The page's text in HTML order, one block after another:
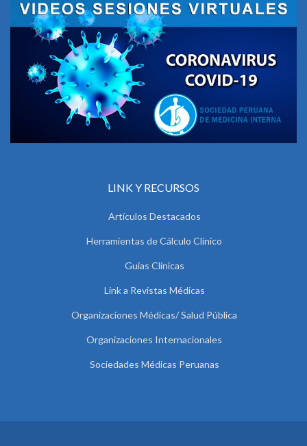
LINK Y RECURSOS
Artículos Destacados
Herramientas de Cálculo Clínico
Guías Clínicas
Link a Revistas Médicas
Organizaciones Médicas/ Salud Pública
Organizaciones Internacionales
Sociedades Médicas Peruanas